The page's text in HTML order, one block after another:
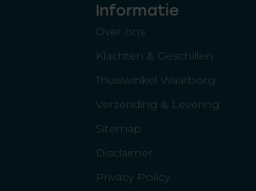
Informatie
Over ons
Klachten & Geschillen
Thuiswinkel Waarborg
Verzending & Levering
Sitemap
Disclaimer
Privacy Policy